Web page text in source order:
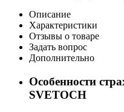
Описание
Характеристики
Отзывы о товаре
Задать вопрос
Дополнительно
Особенности
SVETOCH